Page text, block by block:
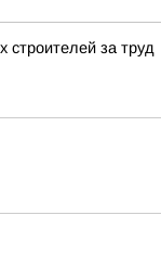
строителей за труд